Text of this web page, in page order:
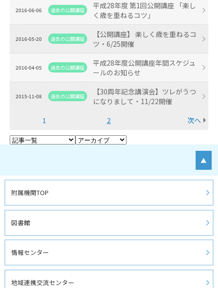
2016-06-06 過去の公開講座
平成28年度 第1回公開講座 「楽し
く歳を重ねるコツ」
2016-05-20 過去の公開講座
【公開講座】 楽しく歳を重ねるコ
ツ・6/25開催
2016-04-05 過去の公開講座
平成28年度公開講座年間スケジュ
ールのお知らせ
2015-11-08 過去の公開講座
【30周年記念講演会】ツレがうつ
になりまして・11/22開催
1
2 次へ
▲
附属機関TOP
図書館
情報センター
地域連携交流センター